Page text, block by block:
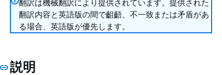
翻訳は機械翻訳により提供されています。提供された
翻訳内容と英語版の間で齟齬、不一致または矛盾があ
る場合、英語版が優先します。
説明